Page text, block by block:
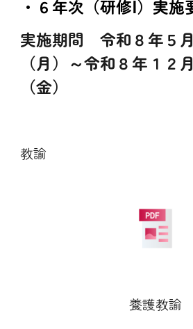
・６年次（研修Ⅰ）実施
実施期間 令和 ８ 年５
（月）～令和 ８ 年１２
（金）
教諭
養護教諭